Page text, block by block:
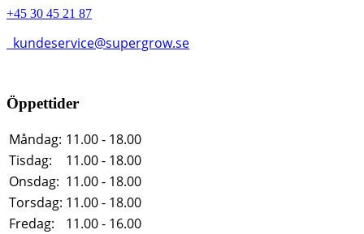
+45 30 45 21 87
kundeservice@supergrow.se
Öppettider
Måndag: 11.00 - 18.00
Tisdag:
11.00 - 18.00
Onsdag: 11.00 - 18.00
Torsdag: 11.00 - 18.00
Fredag:
11.00 - 16.00